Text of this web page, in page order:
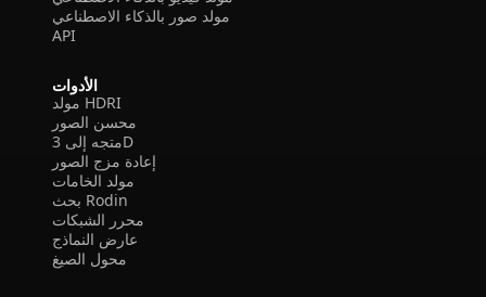
مولد صور بالذكاء الاصطناعي
API
الأدوات
مولد HDRI
محسن الصور
متجه إلى 3D
إعادة مزج الصور
مولد الخامات
بحث Rodin
محرر الشبكات
عارض النماذج
محول الصيغ